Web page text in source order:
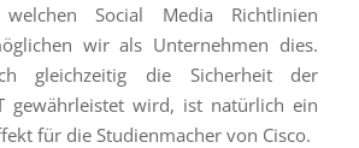
Social Media Richtlinien
wir als Unternehmen dies.
gleichzeitig die Sicherheit der
gewährleistet wird, ist natürlich ein
für die Studienmacher von Cisco.